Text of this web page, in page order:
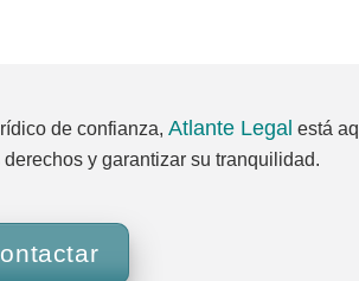
de confianza, Atlante Legal está
y garantizar su tranquilidad.